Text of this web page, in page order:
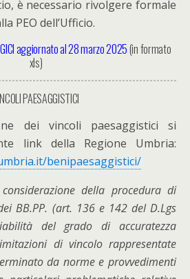
è necessario rivolgere formale
PEO dell’Ufficio.
aggiornato al 28 marzo 2025(in formato
xls)
PAESAGGISTICI
dei vincoli paesaggistici si
link della Regione Umbria:
benipaesaggistici/
della procedura di
BB.PP. (art. 136 e 142 del D.Lgs
del grado di accuratezza
di vincolo rappresentate
da norme e provvedimenti